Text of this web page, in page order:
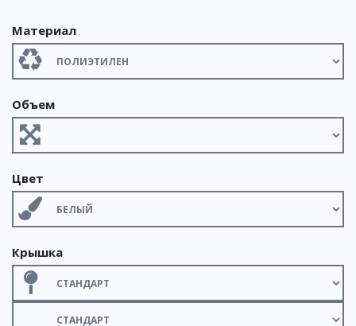
Материал
Объем
Цвет
Крышка